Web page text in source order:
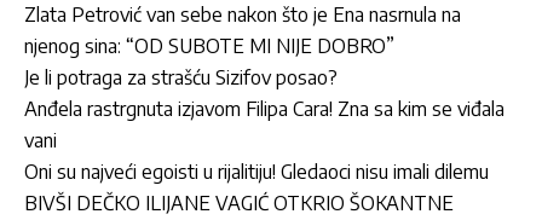
Zlata Petrović van sebe nakon što je Ena nasrnula na
njenog sina: “OD SUBOTE MI NIJE DOBRO”
Je li potraga za strašću Sizifov posao?
Anđela rastrgnuta izjavom Filipa Cara! Zna sa kim se viđala
vani
Oni su najveći egoisti u rijalitiju! Gledaoci nisu imali dilemu
BIVŠI DEČKO ILIJANE VAGIĆ OTKRIO ŠOKANTNE